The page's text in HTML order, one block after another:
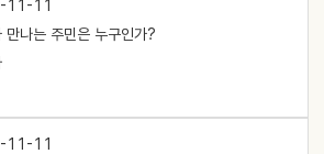
11-11
만나는 주민은 누구인가?
11-11